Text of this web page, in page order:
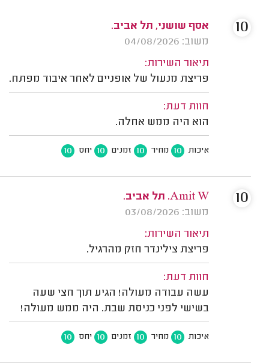
אסף שושני, תל אביב.
משוב: 04/08/2026
תיאור השירות:
פריצת מנעול של אופניים לאחר איבוד מפתח.
חוות דעת:
הוא היה ממש אחלה.
איכות 10 מחיר 10 זמנים 10 יחס 10
10
Amit W. תל אביב.
משוב: 03/08/2026
תיאור השירות:
פריצת צילינדר חזק מהרגיל.
חוות דעת:
עשה עבודה מעולה! הגיע תוך חצי שעה
בשישי לפני כניסת שבת. היה ממש מעולה!
איכות 10 מחיר 10 זמנים 10 יחס 10
10